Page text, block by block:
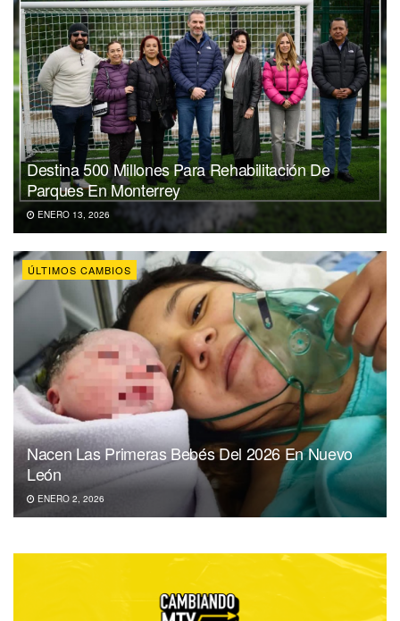
Destina 500 Millones Para Rehabilitación De
Parques En Monterrey
ENERO 13, 2026
ÚLTIMOS CAMBIOS
Nacen Las Primeras Bebés Del 2026 En Nuevo
León
ENERO 2, 2026